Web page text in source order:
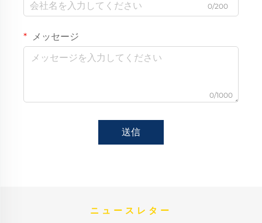
0/200
メッセージ
0/1000
送信
ニュースレター